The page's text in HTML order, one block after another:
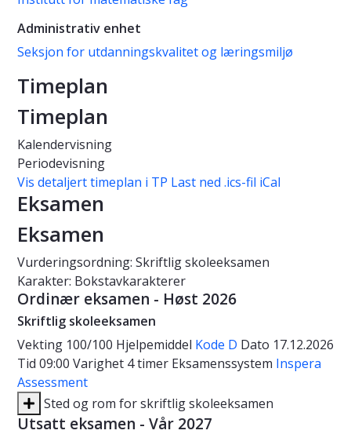
Administrativ enhet
Seksjon for utdanningskvalitet og læringsmiljø
Timeplan
Timeplan
Kalendervisning
Periodevisning
Vis detaljert timeplan i TP Last ned .ics-fil iCal
Eksamen
Eksamen
Vurderingsordning: Skriftlig skoleeksamen
Karakter: Bokstavkarakterer
Ordinær eksamen - Høst 2026
Skriftlig skoleeksamen
Vekting 100/100 Hjelpemiddel Kode D Dato 17.12.2026
Tid 09:00 Varighet 4 timer Eksamenssystem Inspera
Assessment
Sted og rom for skriftlig skoleeksamen
Utsatt eksamen - Vår 2027